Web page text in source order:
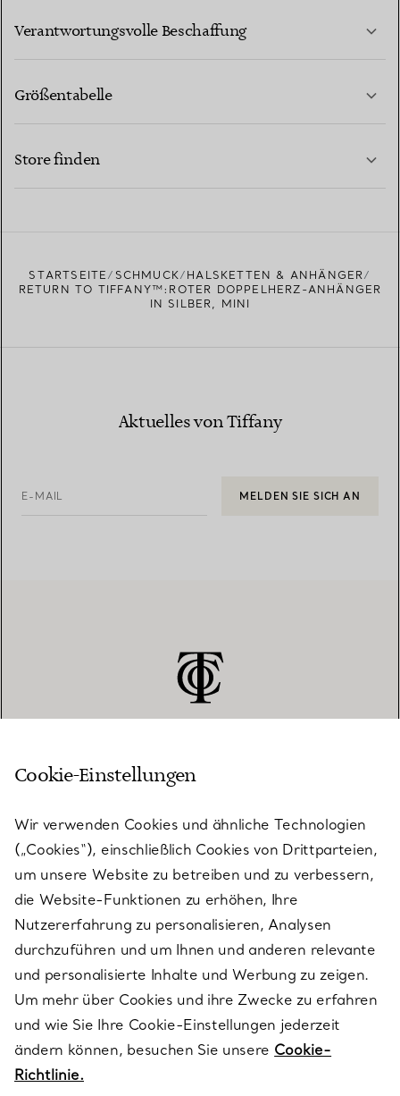
Verantwortungsvolle Beschaffung
Größentabelle
Store finden
STARTSEITE SCHMUCK
HALSKETTEN & ANHÄNGER
RETURN TO TIFFANY™:ROTER DOPPELHERZ-ANHÄNGER
IN SILBER, MINI
Aktuelles von Tiffany
E-MAIL MELDEN SIE SICH AN
KUNDENSERVICE
SERVICES
ÜBER TIFFANY & CO.
RECHTLICHE HINWEISE
FOLGEN SIE UNS
Cookie-Einstellungen
Wir verwenden Cookies und ähnliche Technologien
(„Cookies“), einschließlich Cookies von Drittparteien,
um unsere Website zu betreiben und zu verbessern,
die Website-Funktionen zu erhöhen, Ihre
Nutzererfahrung zu personalisieren, Analysen
durchzuführen und um Ihnen und anderen relevante
und personalisierte Inhalte und Werbung zu zeigen.
Um mehr über Cookies und ihre Zwecke zu erfahren
und wie Sie Ihre Cookie-Einstellungen jederzeit
ändern können, besuchen Sie unsere Cookie-
Richtlinie.